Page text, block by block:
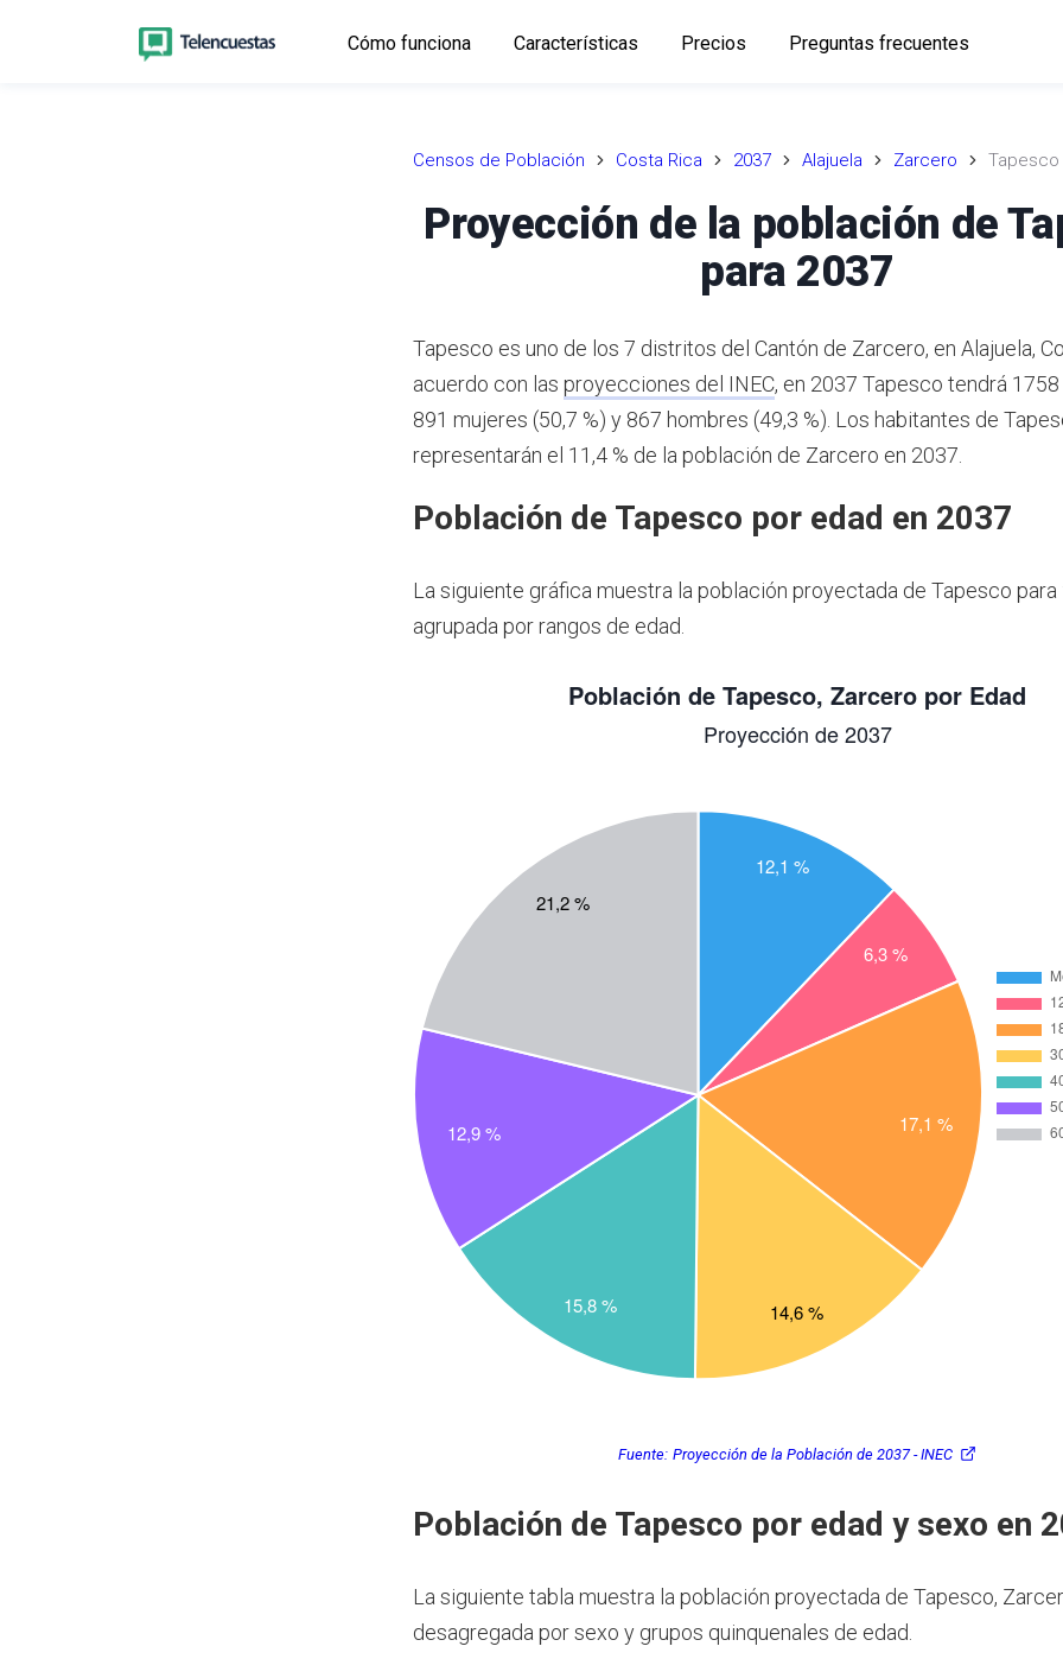
Cómo funciona Características Precios Preguntas frecuentes
Censos de Población Costa Rica 2037 Alajuela Zarcero Tapesco
Proyección de la población de
para 2037
Tapesco es uno de los 7 distritos del Cantón de Zarcero, en Alajuela,
acuerdo con las proyecciones del INEC, en 2037 Tapesco tendrá
891 mujeres (50,7 %) y 867 hombres (49,3 %). Los habitantes de
representarán el 11,4 % de la población de Zarcero en 2037.
Población de Tapesco por edad en 2037
La siguiente gráfica muestra la población proyectada de Tapesco para
agrupada por rangos de edad.
Fuente: Proyección de la Población de 2037 - INEC
Población de Tapesco por edad y sexo en
La siguiente tabla muestra la población proyectada de Tapesco,
desagregada por sexo y grupos quinquenales de edad.